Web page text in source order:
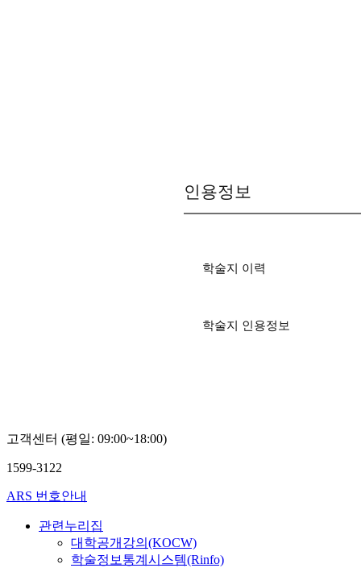
인용정보
학술지 이력
학술지 인용정보
고객센터 (평일: 09:00~18:00)
1599-3122
ARS 번호안내
관련누리집
대학공개강의(KOCW)
학술정보통계시스템(Rinfo)